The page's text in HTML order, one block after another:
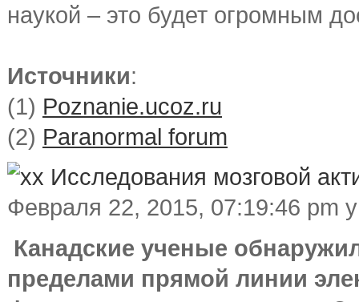
наукой – это будет огромным
Источники:
(1) Poznanie.ucoz.ru
(2) Paranormal forum
Исследования мозговой
Февраля 22, 2015, 07:19:46 pm
Канадские ученые
пределами прямой линии